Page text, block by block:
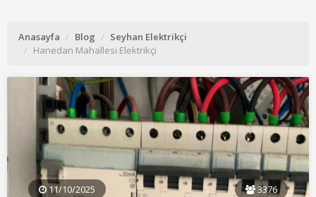
Anasayfa Blog
Seyhan Elektrikçi
Hanedan Mahallesi Elektrikçi
11/10/2025 3376